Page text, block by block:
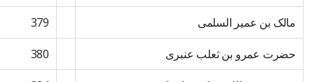
مالک بن عمیر السلمی 379
حضرت عمرو بن ثعلب عنبری 380